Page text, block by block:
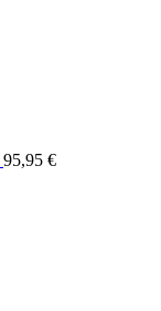
95,95 €